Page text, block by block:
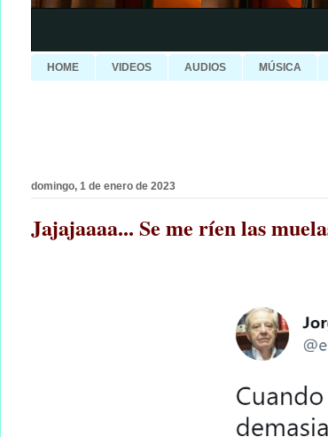
HOME VIDEOS AUDIOS MÚSICA
domingo, 1 de enero de 2023
Jajajaaaa... Se me ríen las